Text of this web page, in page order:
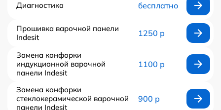
Диагностика бесплатно
Прошивка варочной панели
Indesit
1250 р
Замена конфорки
индукционной варочной
панели Indesit
1100 р
Замена конфорки
стеклокерамической варочной
панели Indesit
900 р